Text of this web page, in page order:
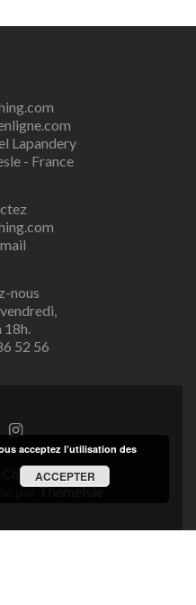
Lapandery
- France
nous
52 56
Lien
Instagram
2025
parThemeIsle
acceptez l’utilisation des
ACCEPTER